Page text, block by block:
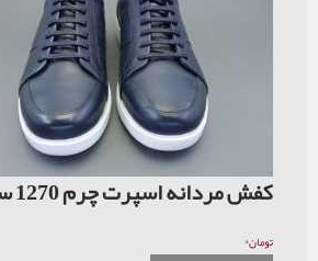
کفش مردانه اسپرت چرم 1270 سرمه ا ی
تومان۰